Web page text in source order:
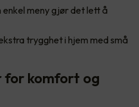
enkel meny gjør det lett å
trygghet i hjem med små
for komfort og